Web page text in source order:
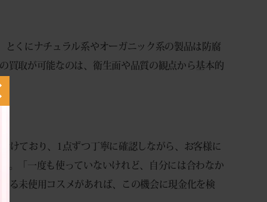
くにナチュラル系やオーガニック系の製品は防腐
買取が可能なのは、衛生面や品質の観点から基本的
けており、1点ずつ丁寧に確認しながら、お客様に
。「一度も使っていないけれど、自分には合わなか
る未使用コスメがあれば、この機会に現金化を検